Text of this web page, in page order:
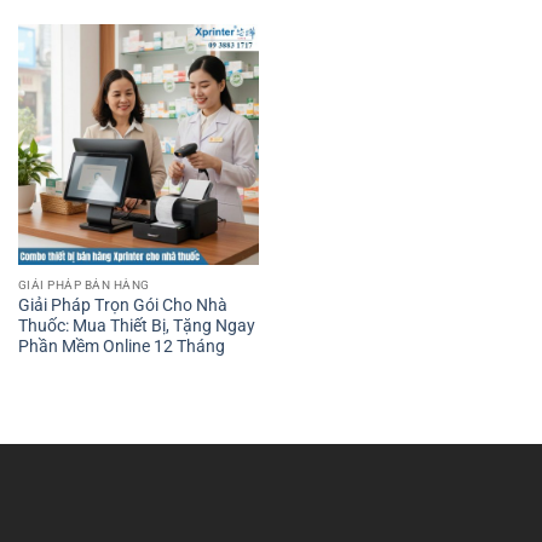
mềm 1 năm
TẶNG MIỄN PHÍ Phần mềm quản lý bán hàng online trong
12 tháng , bao gồm:
Bán hàng tại quầy & bán hàng online
Quản lý kho – xuất nhập – tồn
Quản lý đơn hàng, công nợ, thu chi
Quản lý khách hàng – phân nhóm – tích điểm
GIẢI PHÁP BÁN HÀNG
Giải Pháp Trọn Gói Cho Nhà
Thuốc: Mua Thiết Bị, Tặng Ngay
Phần Mềm Online 12 Tháng